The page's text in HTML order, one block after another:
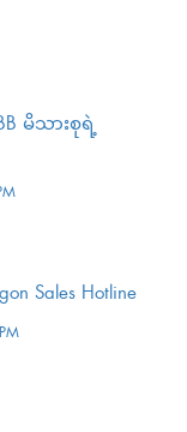
မိသားစုရဲ့
Sales Hotline